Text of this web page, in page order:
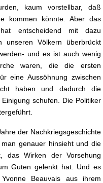
kaum vorstellbar, daß
kommen könnte. Aber das
entscheidend mit dazu
unseren Völkern überbrückt
und es ist auch wenig
waren, die die ersten
eine Aussöhnung zwischen
haben und dadurch die
schufen. Die Politiker
der Nachkriegsgeschichte
genauer hinsieht und die
das Wirken der Vorsehung
Guten gelenkt hat. Und es
Beauvais aus ihrem